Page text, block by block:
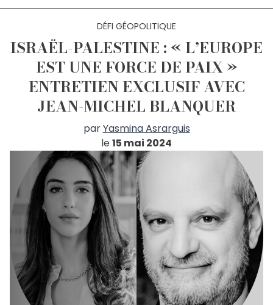
DÉFI GÉOPOLITIQUE
ISRAËL-PALESTINE : « L’EUROPE
EST UNE FORCE DE PAIX »
ENTRETIEN EXCLUSIF AVEC
JEAN-MICHEL BLANQUER
parYasmina Asrarguis
le15 mai 2024